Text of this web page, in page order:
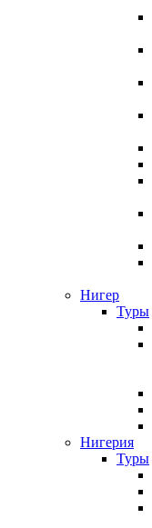
Нигер
Туры
Нигерия
Туры